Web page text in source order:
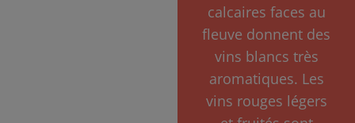
calcaires faces au
fleuve donnent des
vins blancs très
aromatiques. Les
vins rouges légers